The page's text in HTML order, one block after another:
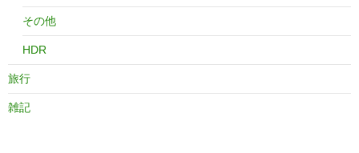
その他
HDR
旅行
雑記